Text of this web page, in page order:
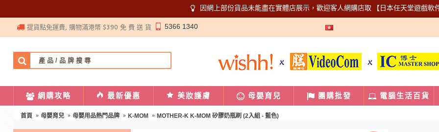
因網上部份貨品未能盡在實體店展示，歡迎客人網購店取 【日本任天堂遊戲軟
提貨點免運費, 購物滿港幣 $390 免 費 送 貨 5366 1340
網購攻略 最新優惠 美妝護膚 母嬰育兒 團購批發 電腦生活百貨
首頁 母嬰育兒 母嬰用品熱門品牌 K-MOM MOTHER-K K-MOM 矽膠奶瓶刷 (2入組 - 藍色)